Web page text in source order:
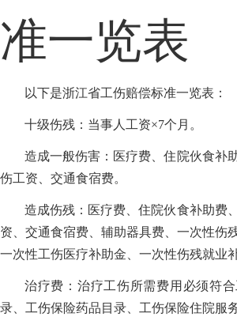
准一览表
以下是浙江省工伤赔偿标准一览表：
十级伤残：当事人工资×7个月。
造成一般伤害：医疗费、住院伙食补
伤工资、交通食宿费。
造成伤残：医疗费、住院伙食补助费
资、交通食宿费、辅助器具费、一次性伤
一次性工伤医疗补助金、一次性伤残就业
治疗费：治疗工伤所需费用必须符
录、工伤保险药品目录、工伤保险住院服